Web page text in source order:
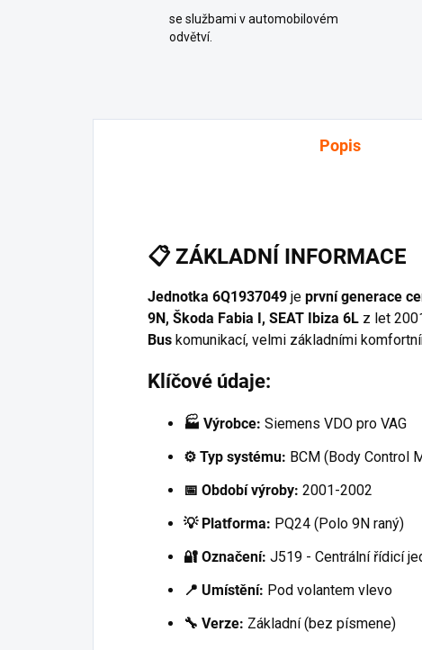
se službami v automobilovém
odvětví.
Popis
📋 ZÁKLADNÍ INFORMACE
Jednotka 6Q1937049 je první generace
9N, Škoda Fabia I, SEAT Ibiza 6L z let
Bus komunikací, velmi základními
Klíčové údaje:
🏭 Výrobce: Siemens VDO pro VAG
⚙️ Typ systému: BCM (Body Control
📅 Období výroby: 2001-2002
💡 Platforma: PQ24 (Polo 9N raný)
🔐 Označení: J519 - Centrální řídicí
📍 Umístění: Pod volantem vlevo
🔧 Verze: Základní (bez písmene)